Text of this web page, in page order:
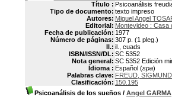
Título : Psicoanálisis
Tipo de documento: texto impreso
Autores: Miguel Angel
Editorial: Montevideo : Casa
Fecha de publicación: 1977
Número de páginas: 307 p. (1 pleg.)
Il.: il., cuads
ISBN/ISSN/DL: SC 5352
Nota general: SC 5352 Edición
Idioma : Español (spa)
Palabras clave: FREUD,
Clasificación: 150.195
Psicoanálisis de los sueños / Angel GARMA